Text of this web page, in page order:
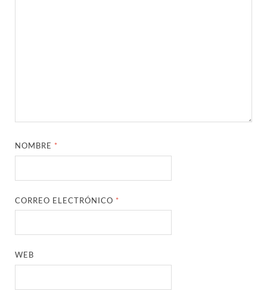
NOMBRE *
CORREO ELECTRÓNICO *
WEB